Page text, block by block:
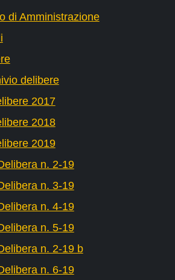
di Amministrazione
delibere
2017
2018
2019
n. 2-19
n. 3-19
n. 4-19
n. 5-19
n. 2-19 b
n. 6-19